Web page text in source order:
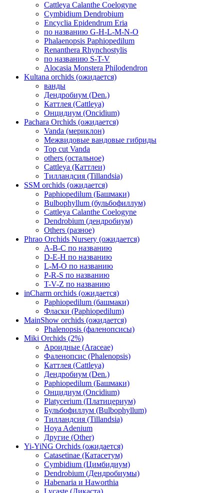
Cattleya Calanthe Coelogyne
Cymbidium Dendrobium
Encyclia Epidendrum Eria
по названию G-H-L-M-N-O
Phalaenopsis Paphiopedilum
Renanthera Rhynchostylis
по названию S-T-V
Alocasia Monstera Philodendron
Kultana orchids (ожидается)
ванды
Дендробиум (Den.)
Каттлея (Cattleya)
Онцидиум (Oncidium)
Pachara Orchids (ожидается)
Vanda (мериклон)
Межвидовые вандовые гибриды
Top cut Vanda
others (остальное)
Cattleya (Каттлеи)
Тилландсия (Tillandsia)
SSM orchids (ожидается)
Paphiopedilum (Башмаки)
Bulbophyllum (бульбофиллум)
Cattleya Calanthe Coelogyne
Dendrobium (дендробиум)
Others (разное)
Phrao Orchids Nursery (ожидается)
A-B-C по названию
D-E-H по названию
L-M-O по названию
P-R-S по названию
T-V-Z по названию
inCharm orchids (ожидается)
Paphiopedilum (башмаки)
Фласки (Paphiopedilum)
MainShow orchids (ожидается)
Phalenopsis (фаленопсисы)
Miki Orchids (2%)
Ароидные (Araceae)
Фаленопсис (Phalenopsis)
Каттлея (Cattleya)
Дендробиум (Den.)
Paphiopedilum (Башмаки)
Онцидиум (Oncidium)
Platycerium (Платицериум)
Бульбофиллум (Bulbophyllum)
Тилландсия (Tillandsia)
Hoya Adenium
Другие (Other)
Yi-YiNG Orchids (ожидается)
Catasetinae (Катасетум)
Cymbidium (Цимбидиум)
Dendrobium (Дендробиумы)
Habenaria и Haworthia
Lycaste (Ликаста)